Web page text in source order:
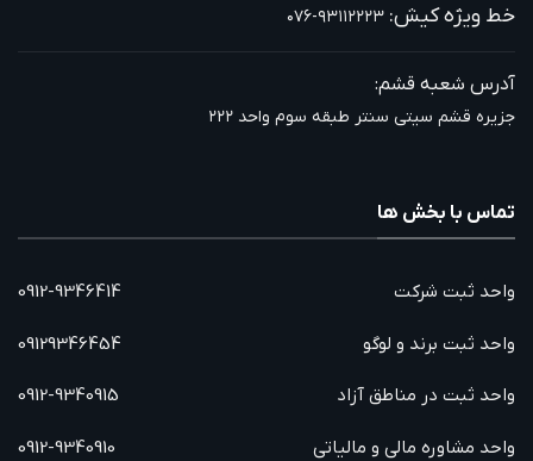
خط ویژه کیش: ۰۷۶-۹۳۱۱۲۲۲۳
آدرس شعبه قشم:
جزیره قشم سیتی سنتر طبقه سوم واحد ۲۲۲
تماس با بخش ها
واحد ثبت شرکت
واحد ثبت برند و لوگو
واحد ثبت در مناطق آزاد
واحد مشاوره مالی و مالیاتی
0912-9346414
09129346454
0912-9340915
0912-9340910